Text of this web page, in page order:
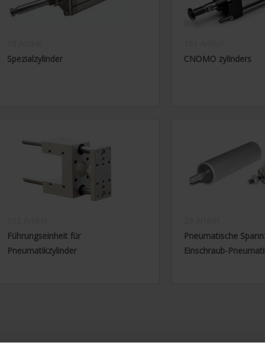
Spezialzylinder
CNOMO zylinders
Führungseinheit für
Pneumatikzylinder
Pneumatische
Einschraub-